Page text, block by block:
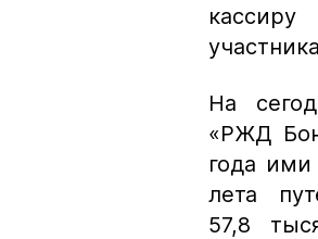
На
«РЖД
года
лета
57,8